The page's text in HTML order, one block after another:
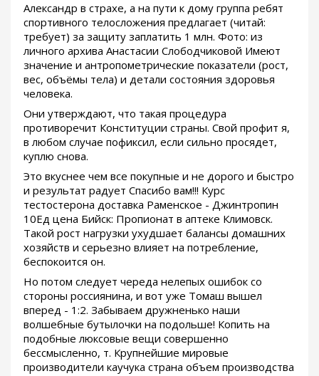
Александр в страхе, а на пути к дому группа ребят
спортивного телосложения предлагает (читай:
требует) за защиту заплатить 1 млн. Фото: из
личного архива Анастасии Слободчиковой Имеют
значение и антропометрические показатели (рост,
вес, объёмы тела) и детали состояния здоровья
человека.
Они утверждают, что такая процедура
противоречит Конституции страны. Свой профит я,
в любом случае пофиксил, если сильно просядет,
куплю снова.
Это вкуснее чем все покупные и не дорого и быстро
и результат радует Спасибо вам!!! Курс
тестостерона доставка Раменское - Джинтропин
10Ед цена Бийск: Пропионат в аптеке Климовск.
Такой рост нагрузки ухудшает балансы домашних
хозяйств и серьезно влияет на потребление,
беспокоится он.
Но потом следует череда нелепых ошибок со
стороны россиянина, и вот уже Томаш вышел
вперед - 1:2. Забываем дружненько наши
волшебные бутылочки на подольше! Копить на
подобные люксовые вещи совершенно
бессмысленно, т. Крупнейшие мировые
производители каучука страна объем производства